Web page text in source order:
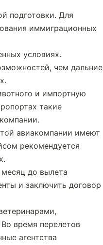
подготовки. Для
иммиграционных
условиях.
чем дальние
и импортную
такие
авиакомпании имеют
рекомендуется
до вылета
и заключить договор
время перелетов
агентства